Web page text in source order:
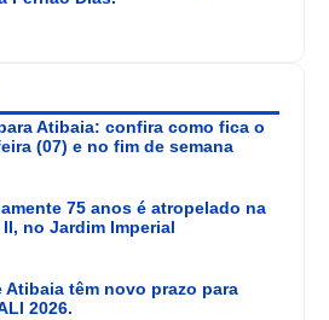
Atibaia: confira como fica o
(07) e no fim de semana
75 anos é atropelado na
no Jardim Imperial
Atibaia têm novo prazo para
2026.